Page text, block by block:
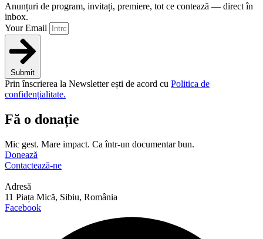
Anunțuri de program, invitați, premiere, tot ce contează — direct în
inbox.
Your Email
Submit
Prin înscrierea la Newsletter ești de acord cu Politica de
confidențialitate.
Fă o donație
Mic gest. Mare impact. Ca într-un documentar bun.
Donează
Contactează-ne
Adresă
11 Piața Mică, Sibiu, România
Facebook